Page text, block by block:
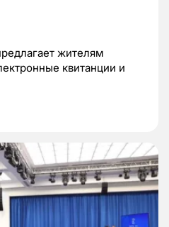
жителям
квитанции и